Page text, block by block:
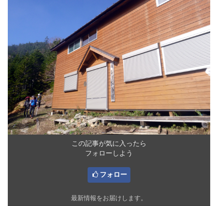
この記事が気に入ったら
フォローしよう
フォロー
最新情報をお届けします。